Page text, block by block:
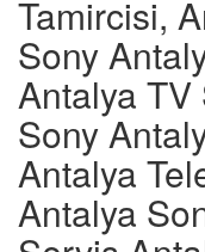
Tamircisi,
Sony
Antalya
Sony
Antalya
Antalya